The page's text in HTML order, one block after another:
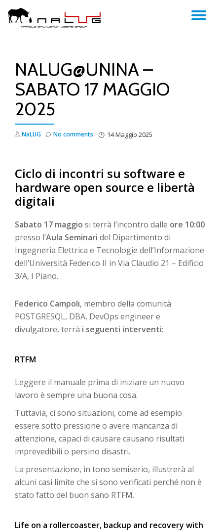
Skip
NALUG@UNINA –
SABATO 17 MAGGIO
2025
NaLUG 14 Maggio 2025
No comments
Ciclo di incontri su software e
hardware open source e libertà
digitali
Sabato 17 maggio si terrà l’incontro dalle ore 10:00
presso l’Aula Seminari del Dipartimento di
Ingegneria Elettrica e Tecnologie dell’Informazione
dell’Università Federico II in Via Claudio 21 – Edificio
3/A, I Piano.
Federico Campoli, membro della comunità
POSTGRESQL, DBA, DevOps engineer e
divulgatore, terrà i seguenti interventi:
RTFM
Leggere il manuale prima di iniziare un nuovo
lavoro è sempre una buona cosa.
Tuttavia, ci sono situazioni, come ad esempio
essere sotto pressione o avere mancanza di
attenzione, capaci di causare causano risultati
imprevedibili o persino disastri.
La presentazione, in tono semiserio, illustrerà al
alcuni casi limite che si sono verificati perché non è
stato fatto del buon sano RTFM.
Life on a rollercoaster, backup and recovery with